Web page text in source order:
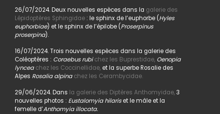
26/07/2024. Deux nouvelles espèces dans la galerie des
Lépidoptères Sphingidae: le sphinx de l’euphorbe (Hyles
euphorbiae) et le sphinx de l’épilobe (Proserpinus
proserpina).
16/07/2024. Trois nouvelles espèces dans la galerie des
Coléoptères : Coraebus rubi chez les Buprestidae, Oenopia
lyncea chez les Coccinellidae,et la superbe Rosalie des
Alpes Rosalia alpina chez les Cerambycidae.
29/06/2024. Dans la galerie des Diptères Anthomyidae,3
nouvelles photos : Eustalomyia hilariset le mâle et la
femelle d’Anthomyia illocata.